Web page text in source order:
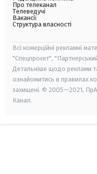
Про телеканал
Телеведучі
Вакансії
Структура власності
Всі комерційні рекламні
"Спецпроєкт",
Детальніше щодо реклами
ознайомитись в правилах
захищені. © 2005—2021,
Канал.